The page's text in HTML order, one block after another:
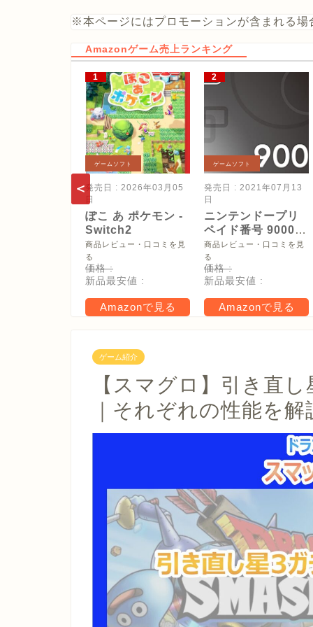
※本ページにはプロモーションが含まれる場
Amazonゲーム売上ランキング
ゲームソフト
発売日 : 2026年03月05
日
ぽこ あ ポケモン -
Switch2
商品レビュー・口コミを見
る
価格 :
新品最安値 :
Amazonで見る
ゲームソフト
発売日 : 2021年07月13
日
ニンテンドープリ
ペイド番号 9000
円|オンラインコー
ド版
商品レビュー・口コミを見
る
価格 :
新品最安値 :
Amazonで見る
ゲーム紹介
【スマグロ】引き直
｜それぞれの性能を